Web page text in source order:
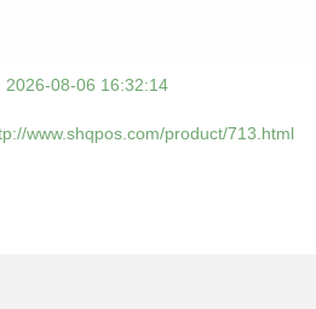
2026-08-06 16:32:14
www.shqpos.com/product/713.html